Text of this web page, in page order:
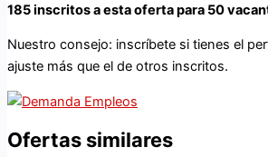
185 inscritos a esta oferta para 50
Nuestro consejo: inscríbete si tienes el
ajuste más que el de otros inscritos.
Ofertas similares